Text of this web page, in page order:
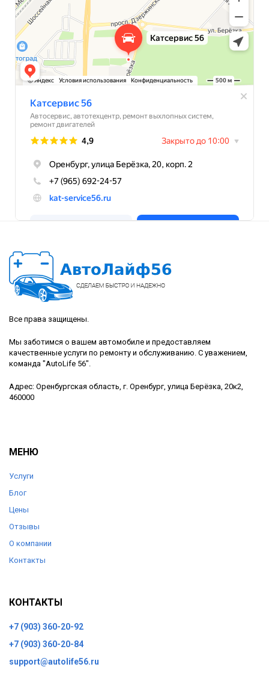
Все права защищены.
Мы заботимся о вашем автомобиле и предоставляем
качественные услуги по ремонту и обслуживанию. С уважением,
команда "AutoLife 56".
Адрес: Оренбургская область, г. Оренбург, улица Берёзка, 20к2,
460000
МЕНЮ
Услуги
Блог
Цены
Отзывы
О компании
Контакты
КОНТАКТЫ
+7 (903) 360-20-92
+7 (903) 360-20-84
support@autolife56.ru